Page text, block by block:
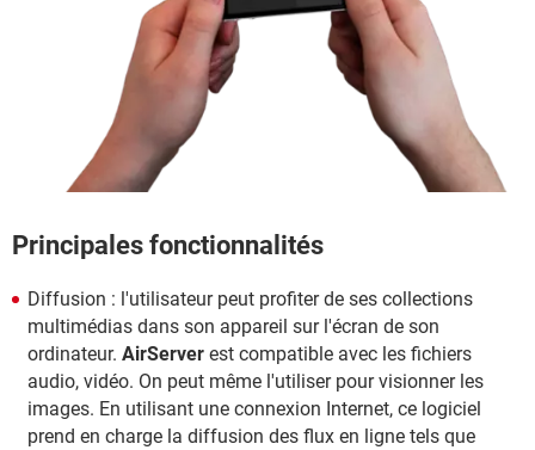
Principales fonctionnalités
Diffusion : l'utilisateur peut profiter de ses collections
multimédias dans son appareil sur l'écran de son
ordinateur. AirServer est compatible avec les fichiers
audio, vidéo. On peut même l'utiliser pour visionner les
images. En utilisant une connexion Internet, ce logiciel
prend en charge la diffusion des flux en ligne tels que